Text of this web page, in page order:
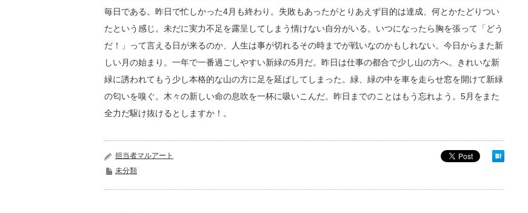
毎日である。昨日で忙しかった4月も終わり。失敗もあったがとりあえず目的は達成、何とかたどりつい
たという感じ。未だに実力不足を露呈してしまう情けない自分がいる。いつになったら胸を張って「どう
だ！」って言える日が来るのか、人生は事が切れるその時までが戦いなのかもしれない。今日からまた新
しい月の始まり。一年で一番過ごしやすい新緑の5月だ。昨日は仕事の都合で少し山の方へ。きれいな新
緑に誘われてもう少し本格的な山の方に足を延ばしてしまった。緑、緑の中を車を走らせ窓を開けて新緑
の匂いを嗅ぐ。木々の新しい命の息吹を一杯に吸いこんだ。昨日までのことはもう忘れよう。5月をまた
全力だ駆け抜けるとしますか！。
担当者マルアート
未分類